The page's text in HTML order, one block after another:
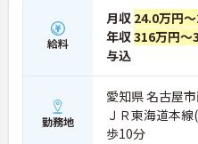
給料
月収 24.0万円
年収316万円～
与込
勤務地
愛知県 名古屋
ＪＲ東海道本
歩10分